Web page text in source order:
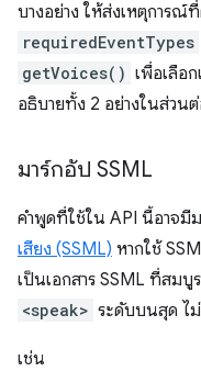
บางอย่าง ให้ส่งเหตุการณ์
requiredEventTypes
getVoices() เพื่อเลือ
อธิบายทั้ง 2 อย่างในส่วน
มาร์กอัป SSML
คำพูดที่ใช้ใน API นี้อาจมี
เสียง (SSML) หากใช้
เป็นเอกสาร SSML ที่สม
<speak> ระดับบนสุด ไ
เช่น